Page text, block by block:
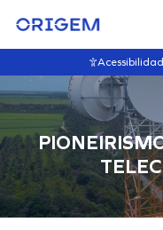
Quem Somos
Nosso Propósito e
Nossa História
NOSSOS ATIVOS
Mapa Interativo
E&P
Governança
Governança
Transparência
Blog
Notícias
Fale com a Origem
Origem Carreiras
Venha para Nosso Time